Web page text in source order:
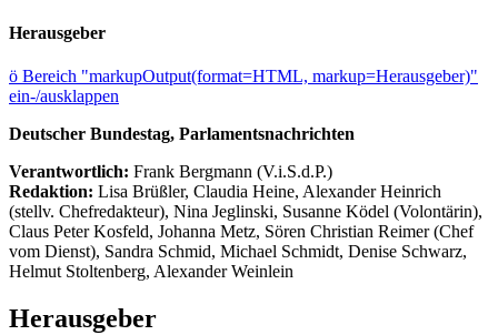
Herausgeber
ö Bereich "markupOutput(format=HTML, markup=Herausgeber)"
ein-/ausklappen
Deutscher Bundestag, Parlamentsnachrichten
Verantwortlich: Frank Bergmann (V.i.S.d.P.)
Redaktion: Lisa Brüßler, Claudia Heine, Alexander Heinrich
(stellv. Chefredakteur), Nina Jeglinski, Susanne Ködel (Volontärin),
Claus Peter Kosfeld, Johanna Metz, Sören Christian Reimer (Chef
vom Dienst), Sandra Schmid, Michael Schmidt, Denise Schwarz,
Helmut Stoltenberg, Alexander Weinlein
Herausgeber